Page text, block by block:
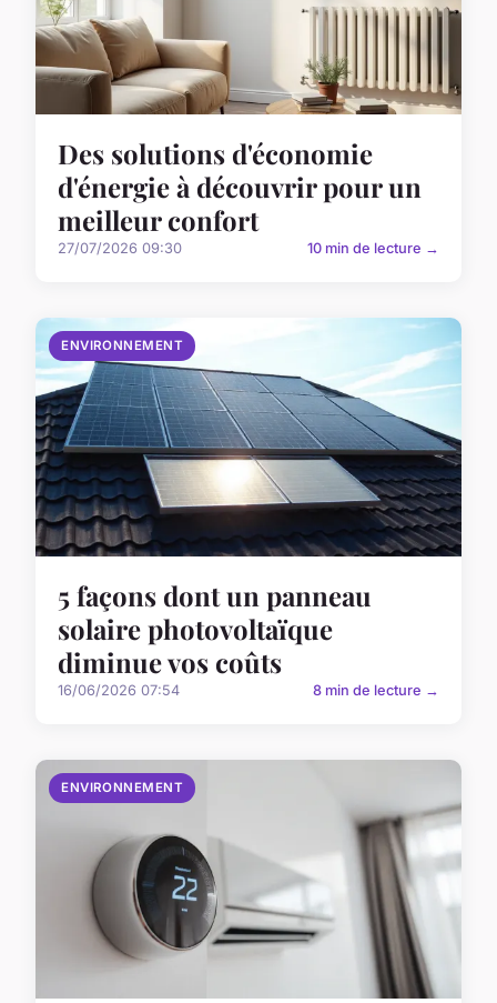
Des solutions d'économie
d'énergie à découvrir pour un
meilleur confort
27/07/2026 09:30 10 min de lecture →
ENVIRONNEMENT
5 façons dont un panneau
solaire photovoltaïque
diminue vos coûts
16/06/2026 07:54 8 min de lecture →
ENVIRONNEMENT